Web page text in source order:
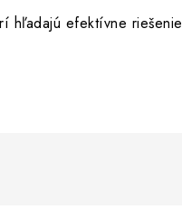
hľadajú efektívne riešenie